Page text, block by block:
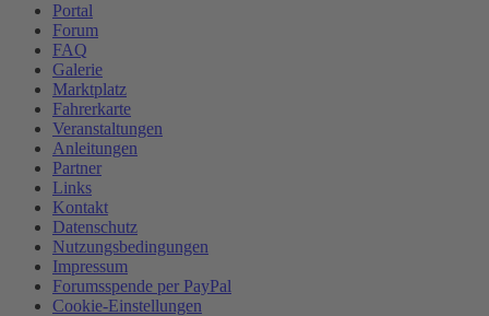
Portal
Forum
FAQ
Galerie
Marktplatz
Fahrerkarte
Veranstaltungen
Anleitungen
Partner
Links
Kontakt
Datenschutz
Nutzungsbedingungen
Impressum
Forumsspende per PayPal
Cookie-Einstellungen